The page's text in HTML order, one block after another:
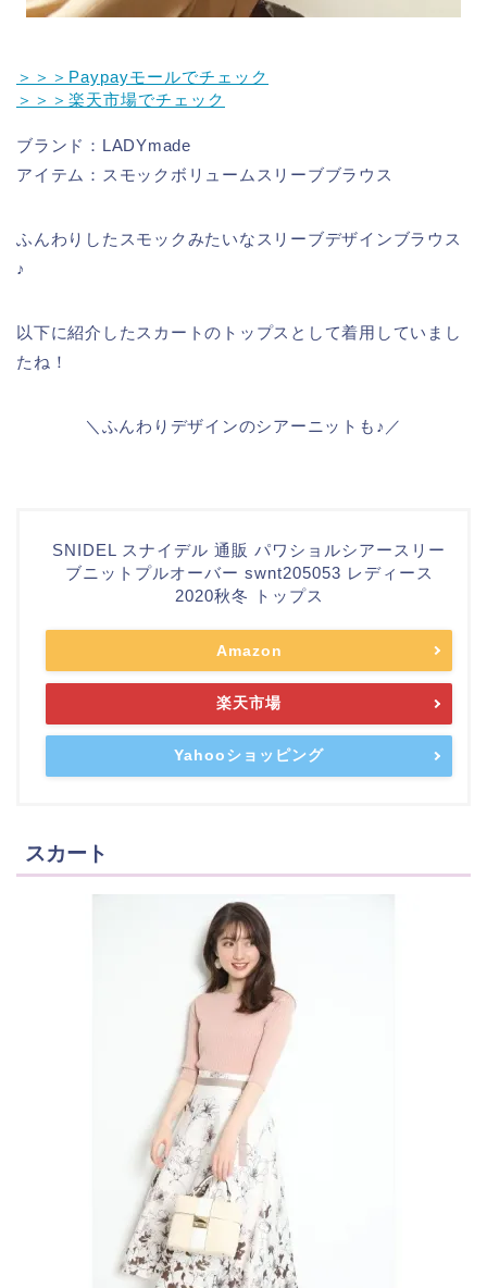
＞＞＞Paypayモールでチェック
＞＞＞楽天市場でチェック
ブランド：LADYmade
アイテム：スモックボリュームスリーブブラウス
ふんわりしたスモックみたいなスリーブデザインブラウス
♪
以下に紹介したスカートのトップスとして着用していまし
たね！
＼ふんわりデザインのシアーニットも♪／
SNIDEL スナイデル 通販 パワショルシアースリー
ブニットプルオーバー swnt205053 レディース
2020秋冬 トップス
Amazon
楽天市場
Yahooショッピング
スカート